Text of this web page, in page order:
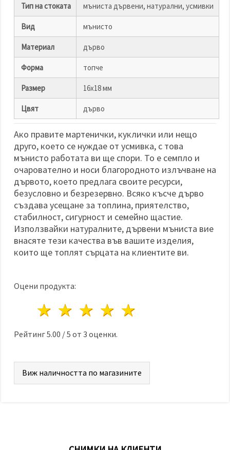
Тип на стоката мъниста дървени, натурални, усмивки
Вид мънисто
Материал дърво
Форма топче
Размер 16х18 мм
Цвят дърво
Ако правите мартенички, куклички или нещо
друго, което се нуждае от усмивка, с това
мънисто работата ви ще спори. То е семпло и
очарователно и носи благородното излъчване на
дървото, което предлага своите ресурси,
безусловно и безрезервно. Всяко късче дърво
създава усещане за топлина, приятелство,
стабилност, сигурност и семейно щастие.
Използвайки натуралните, дървени мъниста вие
внасяте тези качества във вашите изделия,
които ще топлят сърцата на клиентите ви.
Оцени продукта:
4 звезди
3 звезди
2 звезди
1 звезда
Рейтинг5.00 /5 от 3 оценки.
Виж наличността по магазините